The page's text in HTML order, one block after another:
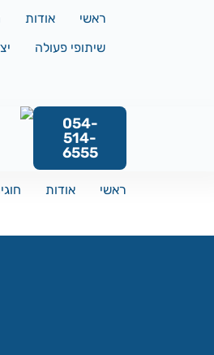
ראשי אודות
שיתופי פעולה
054-
514-
6555
ראשי אודות